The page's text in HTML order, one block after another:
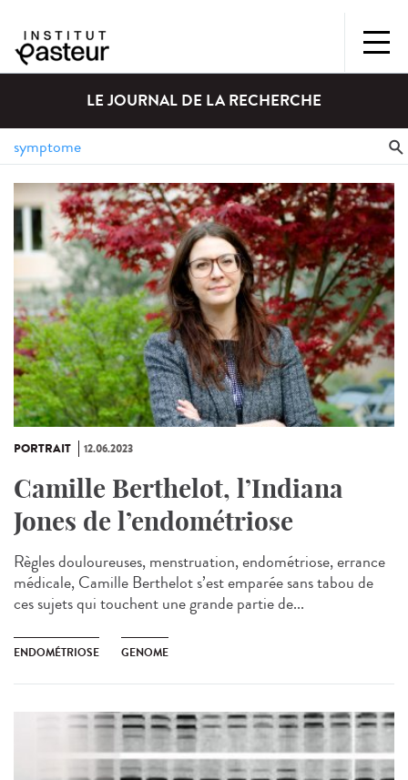
LE JOURNAL DE LA RECHERCHE
PORTRAIT 12.06.2023
Camille Berthelot, l’Indiana
Jones de l’endométriose
Règles douloureuses, menstruation, endométriose, errance
médicale, Camille Berthelot s’est emparée sans tabou de
ces sujets qui touchent une grande partie de...
ENDOMÉTRIOSE GENOME